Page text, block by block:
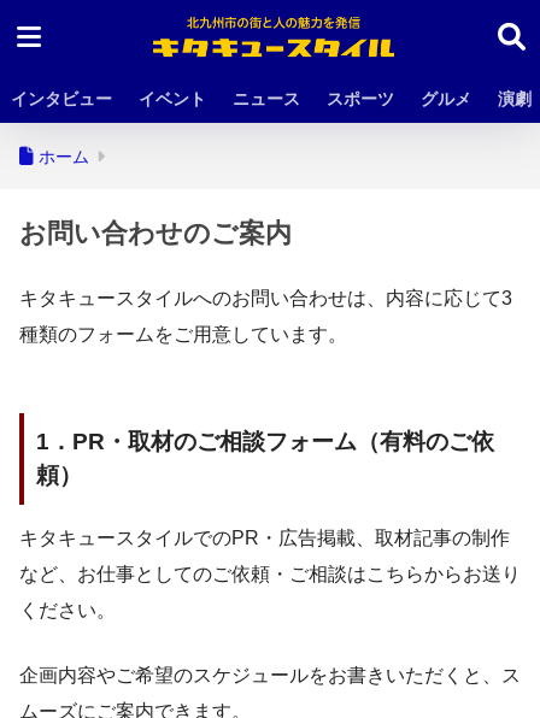
インタビュー イベント ニュース スポーツ グルメ 演劇
ホーム
お問い合わせのご案内
キタキュースタイルへのお問い合わせは、内容に応じて3
種類のフォームをご用意しています。
1．PR・取材のご相談フォーム（有料のご依
頼）
キタキュースタイルでのPR・広告掲載、取材記事の制作
など、お仕事としてのご依頼・ご相談はこちらからお送り
ください。
企画内容やご希望のスケジュールをお書きいただくと、ス
ムーズにご案内できます。